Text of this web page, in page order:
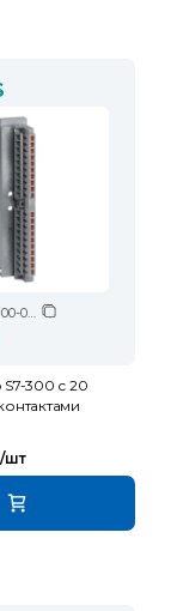
6ES7392-1BJ00-0AA0
300 с 20
/шт